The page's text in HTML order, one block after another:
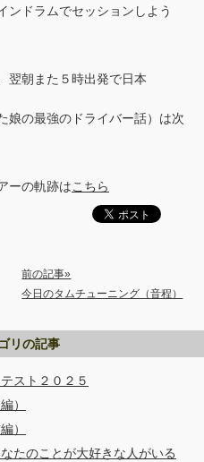
ンドラムでセッションしよう
翌朝また５時出発で日本
娘の最強のドライバー話）は次
ーの軌跡はこちら
前の記事»
今日のタムチューニング（音程）
リの記事
スト２０２５
）
）
たのことが大好きな人がいる